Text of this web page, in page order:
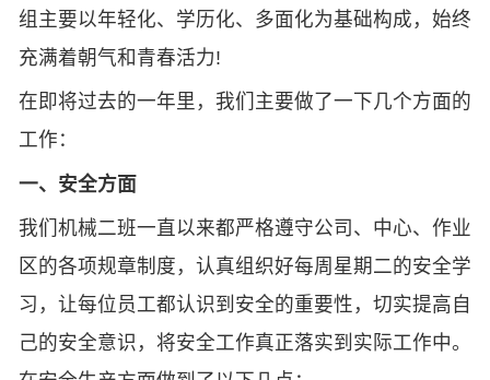
组主要以年轻化、学历化、多面化为基础构成，始终
充满着朝气和青春活力!
在即将过去的一年里，我们主要做了一下几个方面的
工作：
一、安全方面
我们机械二班一直以来都严格遵守公司、中心、作业
区的各项规章制度，认真组织好每周星期二的安全学
习，让每位员工都认识到安全的重要性，切实提高自
己的安全意识，将安全工作真正落实到实际工作中。